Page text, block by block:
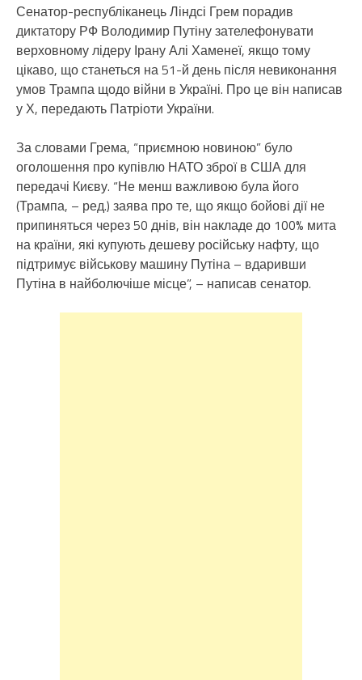
Сенатор-республіканець Ліндсі Грем порадив
диктатору РФ Володимир Путіну зателефонувати
верховному лідеру Ірану Алі Хаменеї, якщо тому
цікаво, що станеться на 51-й день після невиконання
умов Трампа щодо війни в Україні. Про це він написав
у Х, передають Патріоти України.
За словами Грема, “приємною новиною” було
оголошення про купівлю НАТО зброї в США для
передачі Києву. “Не менш важливою була його
(Трампа, – ред.) заява про те, що якщо бойові дії не
припиняться через 50 днів, він накладе до 100% мита
на країни, які купують дешеву російську нафту, що
підтримує військову машину Путіна – вдаривши
Путіна в найболючіше місце”, – написав сенатор.